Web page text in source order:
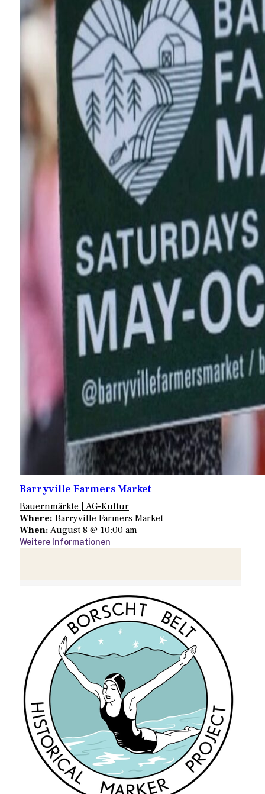
Narrowsburg, NY 12764
Map-Website
Barryville Farmers Market
Bauernmärkte | AG-Kultur
Where: Barryville Farmers Market
When: August 8 @ 10:00 am
Weitere Informationen